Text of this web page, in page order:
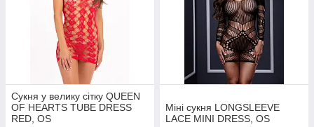
Сукня у велику сітку QUEEN
OF HEARTS TUBE DRESS
RED, OS
Міні сукня LONGSLEEVE
LACE MINI DRESS, OS